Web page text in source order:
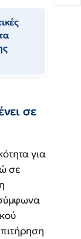
σε
για
σε